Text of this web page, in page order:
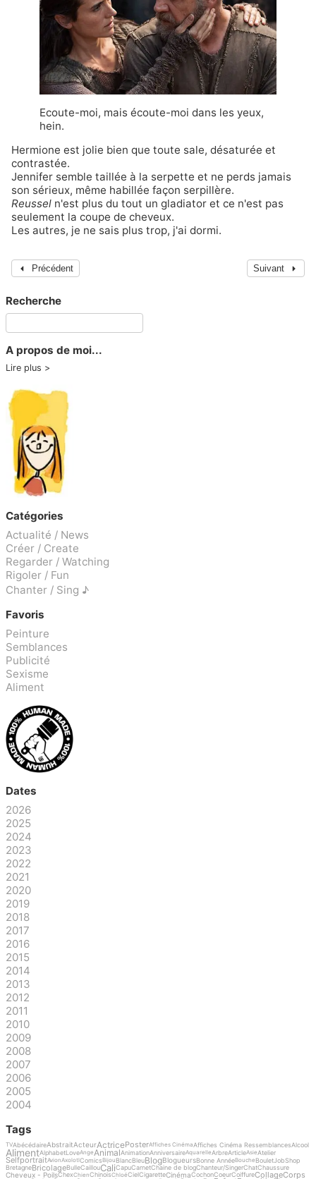
Ecoute-moi, mais écoute-moi dans les yeux,
hein.
Hermione est jolie bien que toute sale, désaturée et
contrastée.
Jennifer semble taillée à la serpette et ne perds jamais
son sérieux, même habillée façon serpillère.
Reussel n'est plus du tout un gladiator et ce n'est pas
seulement la coupe de cheveux.
Les autres, je ne sais plus trop, j'ai dormi.
Précédent Suivant
Recherche
A propos de moi...
Lire plus
Catégories
Actualité / News
Créer / Create
Regarder / Watching
Rigoler / Fun
Chanter / Sing ♪
Favoris
Peinture
Semblances
Publicité
Sexisme
Aliment
Dates
2026
2025
2024
2023
2022
2021
2020
2019
2018
2017
2016
2015
2014
2013
2012
2011
2010
2009
2008
2007
2006
2005
2004
Tags
TVAbécédaireAbstraitActeurActricePosterAffiches CinémaAffiches Cinéma RessemblancesAlcool
AlimentAlphabetLoveAnge AnimalAnimationAnniversaireAquarelleArbreArticleAsieAtelier
SelfportraitAvionAxolotlComicsBijou BlancBleuBlogBlogueursBonne AnnéeBouche BouletJobShop
BretagneBricolageBulleCaillouCaliCapuCarnetChaine de blogChanteur/SingerChatChaussure
Cheveux - PoilsChexChienChinoisChloéCielCigaretteCinémaCochonCoeurCoiffureCollageCorps